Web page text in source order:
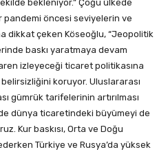
bekleniyor.” Çoğu ülkede
pandemi öncesi seviyelerin ve
dikkat çeken Köseoğlu, “Jeopolitik
baskı yaratmaya devam
izleyeceği ticaret politikasına
koruyor. Uluslararası
gümrük tarifelerinin artırılması
dünya ticaretindeki büyümeyi de
Kur baskısı, Orta ve Doğu
Türkiye ve Rusya’da yüksek